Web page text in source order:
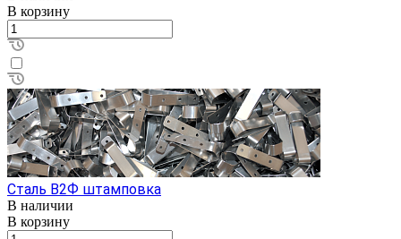
В корзину
Сталь В2Ф штамповка
В наличии
В корзину